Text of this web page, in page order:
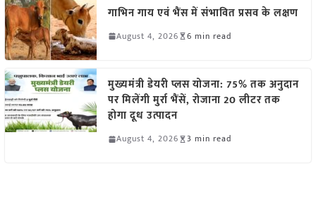
गाभिन गाय एवं भैंस में संभावित प्रसव के लक्षण
August 4, 2026 6 min read
मुख्यमंत्री डेयरी प्लस योजना: 75% तक अनुदान
पर मिलेंगी मुर्रा भैंसें, रोजाना 20 लीटर तक
होगा दूध उत्पादन
August 4, 2026 3 min read